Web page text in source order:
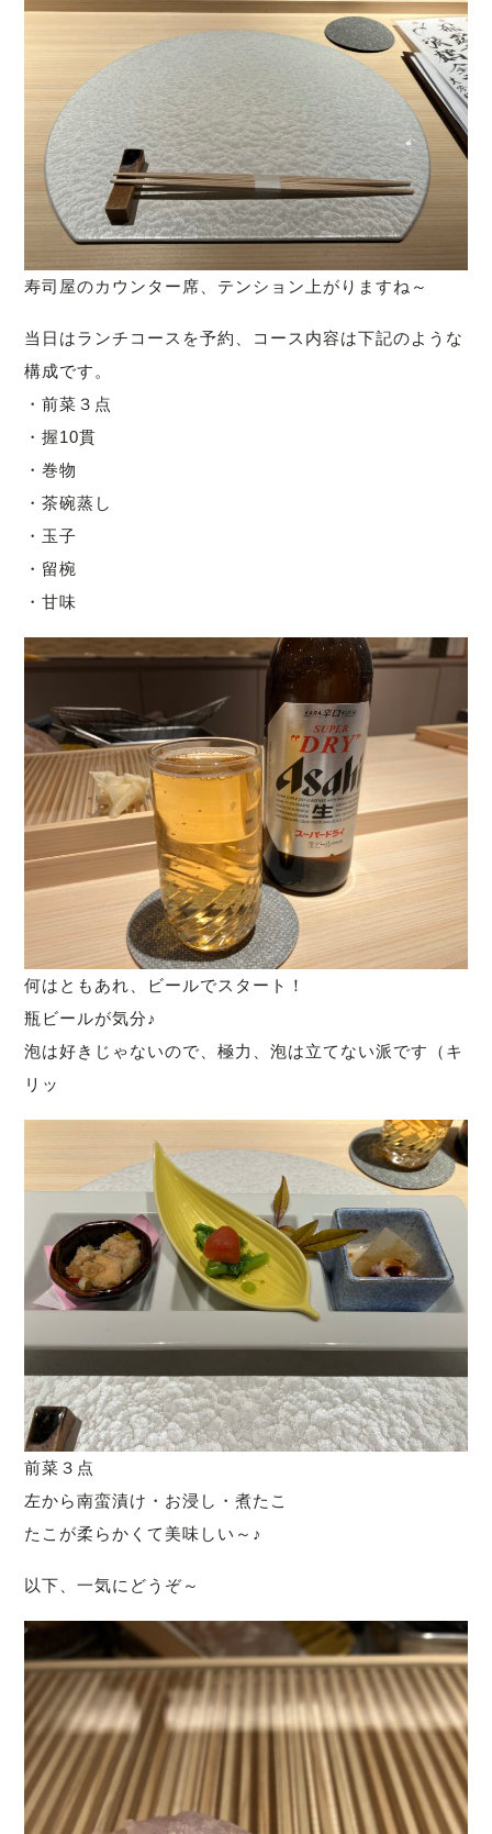
寿司屋のカウンター席、テンション上がりますね～
当日はランチコースを予約、コース内容は下記のような
構成です。
・前菜３点
・握10貫
・巻物
・茶碗蒸し
・玉子
・留椀
・甘味
何はともあれ、ビールでスタート！
瓶ビールが気分♪
泡は好きじゃないので、極力、泡は立てない派です（キ
リッ
前菜３点
左から南蛮漬け・お浸し・煮たこ
たこが柔らかくて美味しい～♪
以下、一気にどうぞ～